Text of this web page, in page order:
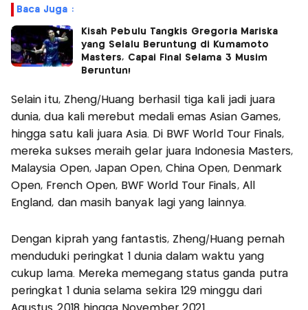
Baca Juga :
Kisah Pebulu Tangkis Gregoria Mariska
yang Selalu Beruntung di Kumamoto
Masters, Capai Final Selama 3 Musim
Beruntun!
Selain itu, Zheng/Huang berhasil tiga kali jadi juara
dunia, dua kali merebut medali emas Asian Games,
hingga satu kali juara Asia. Di BWF World Tour Finals,
mereka sukses meraih gelar juara Indonesia Masters,
Malaysia Open, Japan Open, China Open, Denmark
Open, French Open, BWF World Tour Finals, All
England, dan masih banyak lagi yang lainnya.
Dengan kiprah yang fantastis, Zheng/Huang pernah
menduduki peringkat 1 dunia dalam waktu yang
cukup lama. Mereka memegang status ganda putra
peringkat 1 dunia selama sekira 129 minggu dari